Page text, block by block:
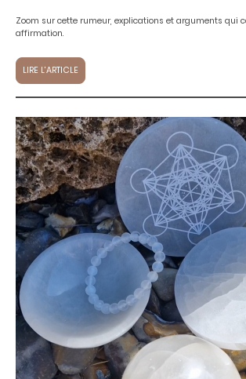
Zoom sur cette rumeur, explications et arguments qui
affirmation.
LIRE L'ARTICLE